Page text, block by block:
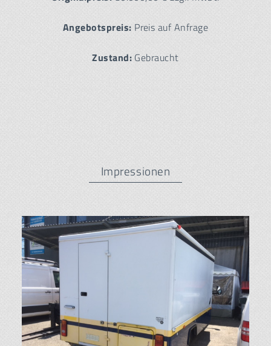
Angebotspreis: Preis auf Anfrage
Zustand: Gebraucht
Impressionen